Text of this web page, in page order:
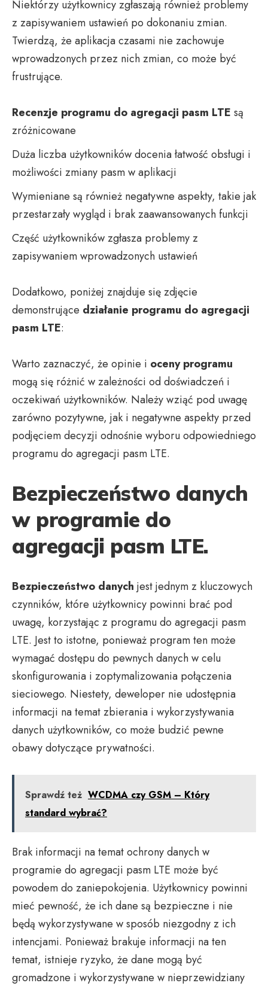
Niektórzy użytkownicy zgłaszają również problemy
z zapisywaniem ustawień po dokonaniu zmian.
Twierdzą, że aplikacja czasami nie zachowuje
wprowadzonych przez nich zmian, co może być
frustrujące.
Recenzje programu do agregacji pasm LTE są
zróżnicowane
Duża liczba użytkowników docenia łatwość obsługi i
możliwości zmiany pasm w aplikacji
Wymieniane są również negatywne aspekty, takie jak
przestarzały wygląd i brak zaawansowanych funkcji
Część użytkowników zgłasza problemy z
zapisywaniem wprowadzonych ustawień
Dodatkowo, poniżej znajduje się zdjęcie
demonstrujące działanie programu do agregacji
pasm LTE:
Warto zaznaczyć, że opinie i oceny programu
mogą się różnić w zależności od doświadczeń i
oczekiwań użytkowników. Należy wziąć pod uwagę
zarówno pozytywne, jak i negatywne aspekty przed
podjęciem decyzji odnośnie wyboru odpowiedniego
programu do agregacji pasm LTE.
Bezpieczeństwo danych
w programie do
agregacji pasm LTE.
Bezpieczeństwo danych jest jednym z kluczowych
czynników, które użytkownicy powinni brać pod
uwagę, korzystając z programu do agregacji pasm
LTE. Jest to istotne, ponieważ program ten może
wymagać dostępu do pewnych danych w celu
skonfigurowania i zoptymalizowania połączenia
sieciowego. Niestety, deweloper nie udostępnia
informacji na temat zbierania i wykorzystywania
danych użytkowników, co może budzić pewne
obawy dotyczące prywatności.
Sprawdź też WCDMA czy GSM – Który
standard wybrać?
Brak informacji na temat ochrony danych w
programie do agregacji pasm LTE może być
powodem do zaniepokojenia. Użytkownicy powinni
mieć pewność, że ich dane są bezpieczne i nie
będą wykorzystywane w sposób niezgodny z ich
intencjami. Ponieważ brakuje informacji na ten
temat, istnieje ryzyko, że dane mogą być
gromadzone i wykorzystywane w nieprzewidziany